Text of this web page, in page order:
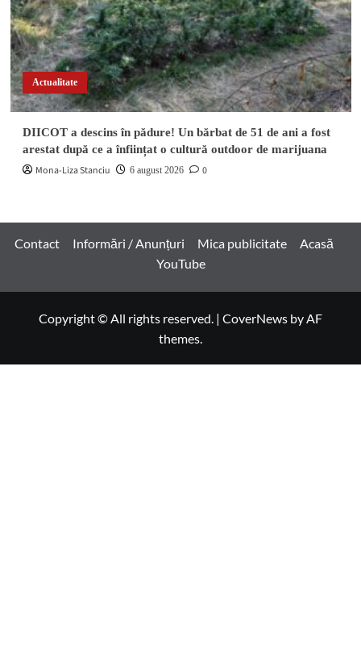
Actualitate
DIICOT a descins în pădure! Un bărbat de 51 de ani a fost
arestat după ce a înființat o cultură outdoor de marijuana
Mona-Liza Stanciu 6 august 2026 0
Contact Informări / Anunțuri Mica publicitate
Acasă
YouTube
Copyright © All rights reserved. | CoverNews by AF
themes.